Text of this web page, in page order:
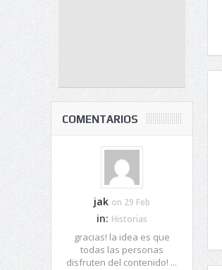
COMENTARIOS
jak on 29 Feb
in: Historias
gracias! la idea es que
todas las personas
disfruten del contenido! ...